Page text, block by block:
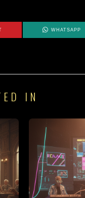
WHATSAPP
IN